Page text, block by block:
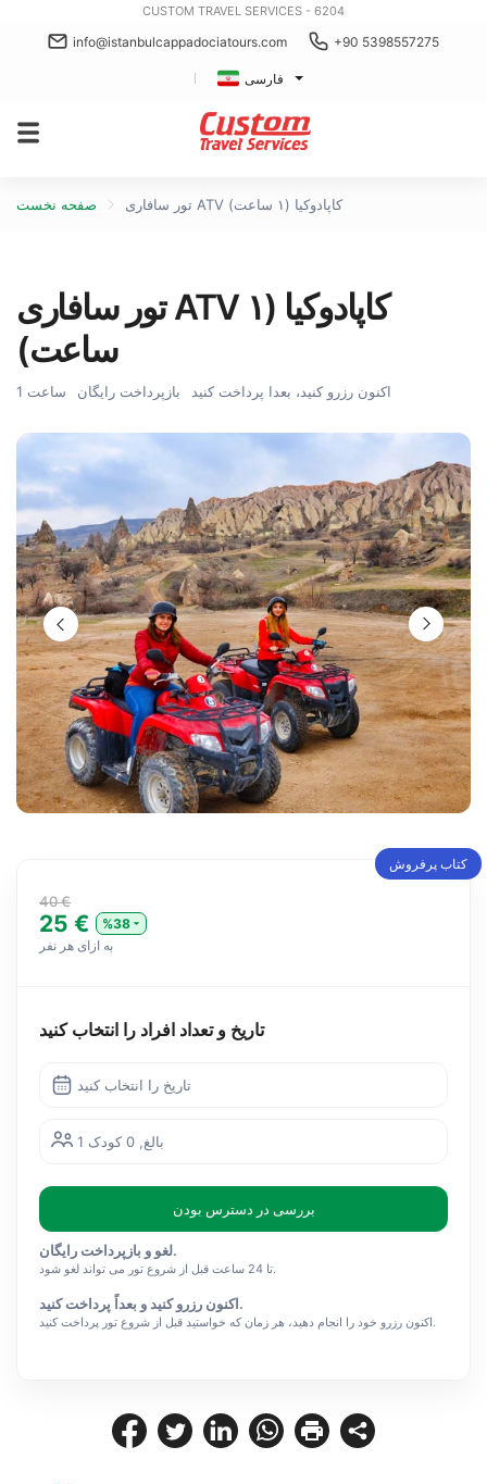
CUSTOM TRAVEL SERVICES - 6204
info@istanbulcappadociatours.com +90 5398557275
فارسی
صفحه نخست تور سافاری ATV کاپادوکیا (۱ ساعت)
تور سافاری ATV کاپادوکیا (۱
ساعت)
1 ساعت بازپرداخت رایگان اکنون رزرو کنید، بعدا پرداخت کنید
کتاب پرفروش
40 €
25 €
%38
به ازای هر نفر
تاریخ و تعداد افراد را انتخاب کنید
تاریخ را انتخاب کنید
1 بالغ, 0 کودک
بررسی در دسترس بودن
لغو و بازپرداخت رایگان.
تا 24 ساعت قبل از شروع تور می تواند لغو شود.
اکنون رزرو کنید و بعداً پرداخت کنید.
اکنون رزرو خود را انجام دهید، هر زمان که خواستید قبل از شروع تور پرداخت کنید.